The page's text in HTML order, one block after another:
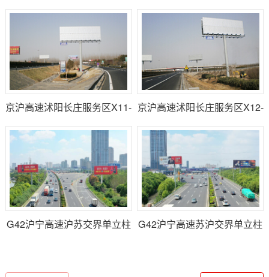
京沪高速沭阳长庄服务区X11- 京沪高速沭阳长庄服务区X12-
G42沪宁高速沪苏交界单立柱 G42沪宁高速苏沪交界单立柱